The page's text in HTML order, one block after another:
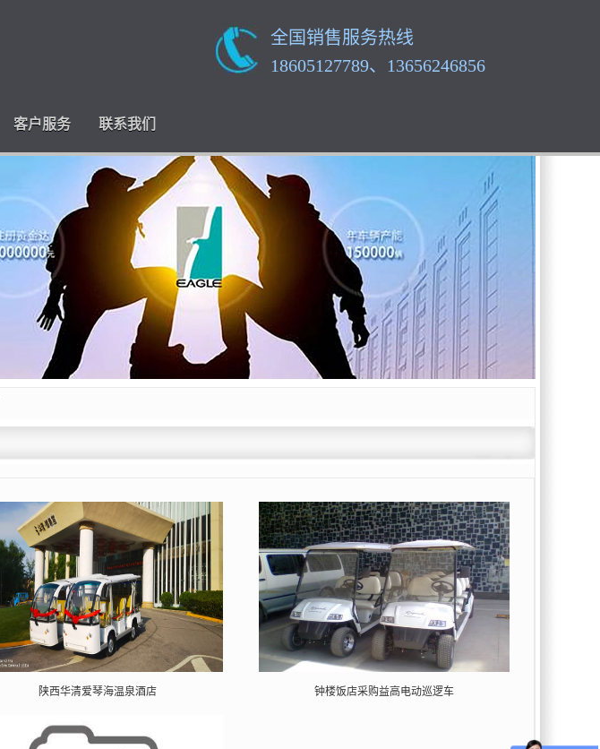
全国销售服务热线
18605127789、13656246856
客户服务 联系我们
陕西华清爱琴海温泉酒店 钟楼饭店采购益高电动巡逻车